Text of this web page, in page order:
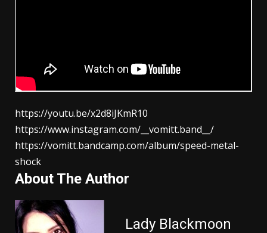
https://youtu.be/x2d8iJKmR10
https://www.instagram.com/__vomitt.band__/
https://vomitt.bandcamp.com/album/speed-metal-
shock
About The Author
Lady Blackmoon